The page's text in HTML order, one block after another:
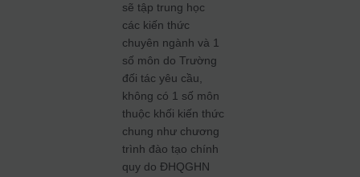
sẽ tập trung học
các kiến thức
chuyên ngành và 1
số môn do Trường
đối tác yêu cầu,
không có 1 số môn
thuộc khối kiến thức
chung như chương
trình đào tạo chính
quy do ĐHQGHN